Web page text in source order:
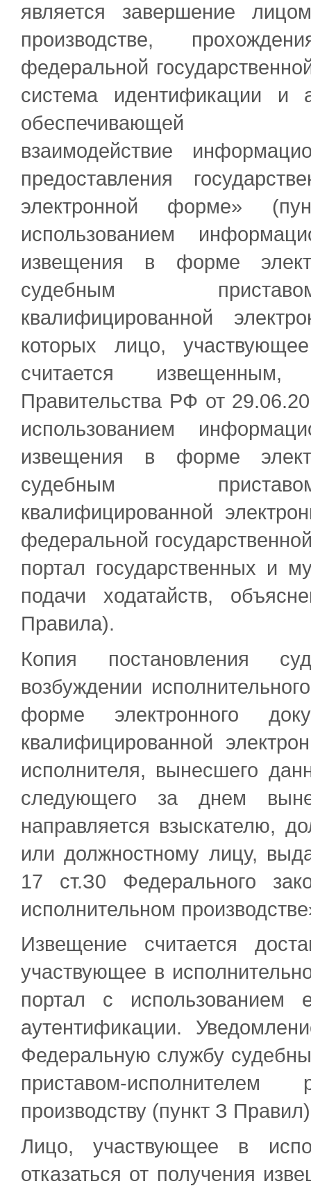
является завершение
производстве,
федеральной
система идентификации и
обеспечивающей
взаимодействие
предоставления
электронной форме»
использованием
извещения в форме
судебным
квалифицированной
которых лицо,
считается извещенным,
Правительства РФ от
использованием
извещения в форме
судебным
квалифицированной
федеральной
портал государственных и
подачи ходатайств,
Правила).
Копия постановления
возбуждении
форме электронного
квалифицированной
исполнителя, вынесшего
следующего за днем
направляется взыскателю,
или должностному лицу,
17 ст.З0 Федерального
исполнительном
Извещение считается
участвующее в
портал с использованием
аутентификации.
Федеральную службу
приставом-
производству (пункт З
Лицо, участвующее в
отказаться от получения